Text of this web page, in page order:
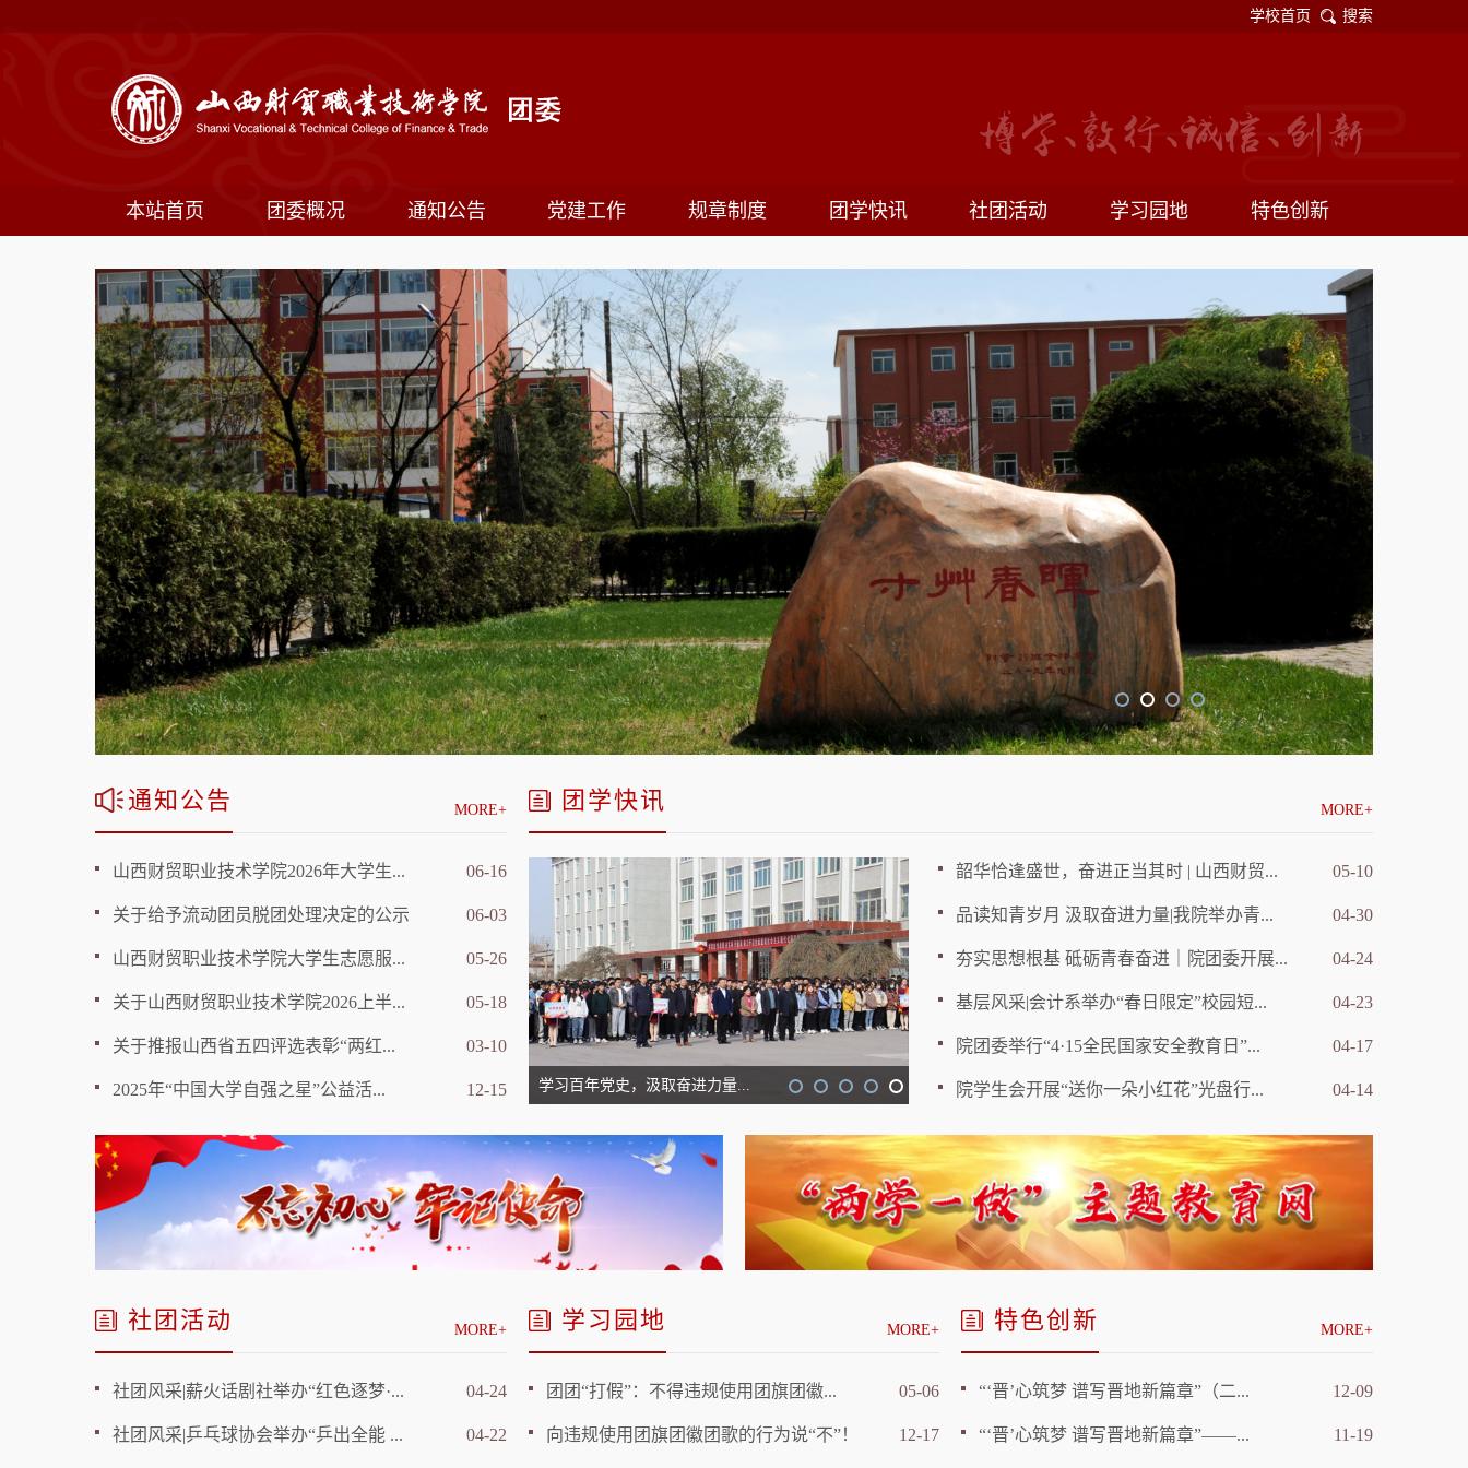
学校首页 搜索
本站首页 团委概况 通知公告 党建工作 规章制度 团学快讯 社团活动 学习园地 特色创新
通知公告 MORE+
山西财贸职业技术学院2026年大学生... 06-16
关于给予流动团员脱团处理决定的公示 06-03
山西财贸职业技术学院大学生志愿服... 05-26
关于山西财贸职业技术学院2026上半... 05-18
关于推报山西省五四评选表彰“两红... 03-10
2025年“中国大学自强之星”公益活... 12-15
团学快讯 MORE+
热烈祝贺我院会计1704班团支... 学习百年党史，汲取奋进力量... 辉煌七十年 奋进新时代——山... 我院在第五届山西省“互
韶华恰逢盛世，奋进正当其时 | 山西财贸... 05-10
品读知青岁月 汲取奋进力量|我院举办青... 04-30
夯实思想根基 砥砺青春奋进｜院团委开展... 04-24
基层风采|会计系举办“春日限定”校园短... 04-23
院团委举行“4·15全民国家安全教育日”... 04-17
院学生会开展“送你一朵小红花”光盘行... 04-14
社团活动 MORE+
社团风采|薪火话剧社举办“红色逐梦·... 04-24
社团风采|乒乓球协会举办“乒出全能 ... 04-22
学习园地 MORE+
团团“打假”：不得违规使用团旗团徽... 05-06
向违规使用团旗团徽团歌的行为说“不”！ 12-17
特色创新 MORE+
“‘晋’心筑梦 谱写晋地新篇章”（二... 12-09
“‘晋’心筑梦 谱写晋地新篇章”——... 11-19